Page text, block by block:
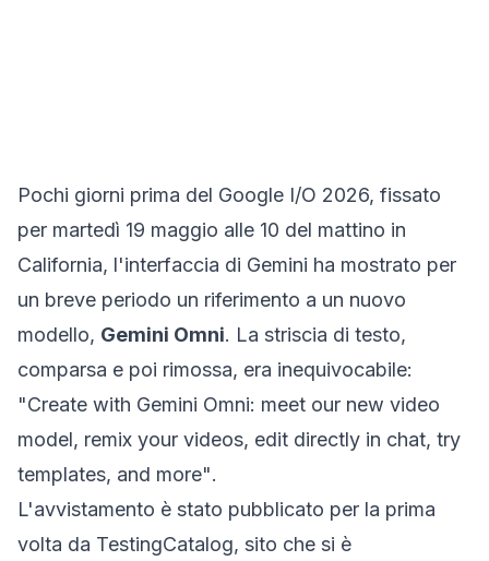
Pochi giorni prima del Google I/O 2026, fissato
per martedì 19 maggio alle 10 del mattino in
California, l'interfaccia di Gemini ha mostrato per
un breve periodo un riferimento a un nuovo
modello, Gemini Omni. La striscia di testo,
comparsa e poi rimossa, era inequivocabile:
"Create with Gemini Omni: meet our new video
model, remix your videos, edit directly in chat, try
templates, and more".
L'avvistamento è stato pubblicato per la prima
volta da TestingCatalog, sito che si è